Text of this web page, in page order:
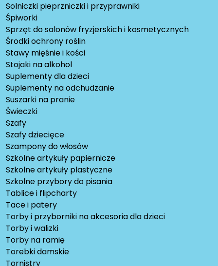
Solniczki pieprzniczki i przyprawniki
Śpiworki
Sprzęt do salonów fryzjerskich i kosmetycznych
Środki ochrony roślin
Stawy mięśnie i kości
Stojaki na alkohol
Suplementy dla dzieci
Suplementy na odchudzanie
Suszarki na pranie
Świeczki
Szafy
Szafy dziecięce
Szampony do włosów
Szkolne artykuły papiernicze
Szkolne artykuły plastyczne
Szkolne przybory do pisania
Tablice i flipcharty
Tace i patery
Torby i przyborniki na akcesoria dla dzieci
Torby i walizki
Torby na ramię
Torebki damskie
Tornistry